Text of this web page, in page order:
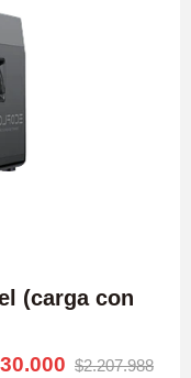
(carga con
$2.207.988